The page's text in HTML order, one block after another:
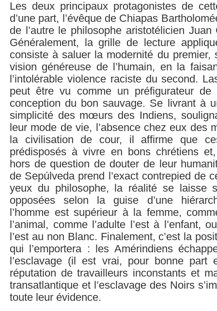
Les deux principaux protagonistes de
d’une part, l’évêque de Chiapas
de l’autre le philosophe aristotélicien Juan
Généralement, la grille de lecture
consiste à saluer la modernité du premier,
vision généreuse de l’humain, en la
l’intolérable violence raciste du second.
peut être vu comme un préfigurateur
conception du bon sauvage. Se livrant à
simplicité des mœurs des Indiens,
leur mode de vie, l’absence chez eux des
la civilisation de cour, il affirme que
prédisposés à vivre en bons chrétiens
hors de question de douter de leur
de Sepúlveda prend l’exact contrepied de
yeux du philosophe, la réalité se laisse
opposées selon la guise d’une
l’homme est supérieur à la femme,
l’animal, comme l’adulte l’est à l’enfant,
l’est au non Blanc. Finalement, c’est la
qui l’emportera : les Amérindiens
l’esclavage (il est vrai, pour bonne part
réputation de travailleurs inconstants et
transatlantique et l’esclavage des Noirs
toute leur évidence.